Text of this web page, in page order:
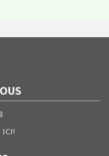
ICI!